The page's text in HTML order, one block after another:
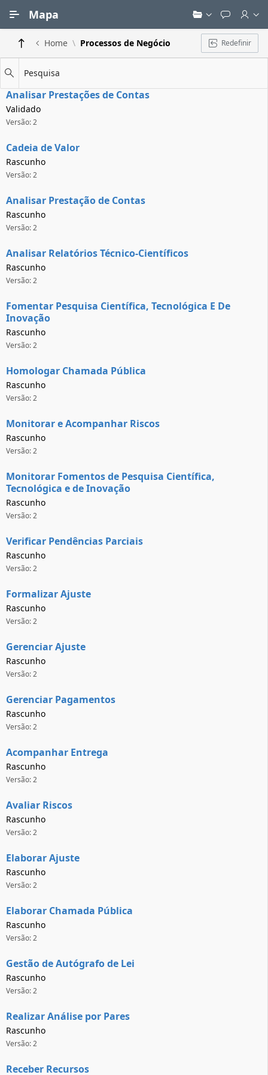
Mapa
Home Processos de Negócio Redefinir
Pesquisa
Analisar Prestações de Contas
Validado
Versão: 2
Cadeia de Valor
Rascunho
Versão: 2
Analisar Prestação de Contas
Rascunho
Versão: 2
Analisar Relatórios Técnico-Científicos
Rascunho
Versão: 2
Fomentar Pesquisa Científica, Tecnológica E De
Inovação
Rascunho
Versão: 2
Homologar Chamada Pública
Rascunho
Versão: 2
Monitorar e Acompanhar Riscos
Rascunho
Versão: 2
Monitorar Fomentos de Pesquisa Científica,
Tecnológica e de Inovação
Rascunho
Versão: 2
Verificar Pendências Parciais
Rascunho
Versão: 2
Formalizar Ajuste
Rascunho
Versão: 2
Gerenciar Ajuste
Rascunho
Versão: 2
Gerenciar Pagamentos
Rascunho
Versão: 2
Acompanhar Entrega
Rascunho
Versão: 2
Avaliar Riscos
Rascunho
Versão: 2
Elaborar Ajuste
Rascunho
Versão: 2
Elaborar Chamada Pública
Rascunho
Versão: 2
Gestão de Autógrafo de Lei
Rascunho
Versão: 2
Realizar Análise por Pares
Rascunho
Versão: 2
Receber Recursos